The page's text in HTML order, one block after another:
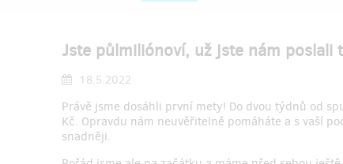
Jste půlmiliónoví, už jste nám poslali
18.5.2022
Právě jsme dosáhli první mety! Do dvou týdnů od
Kč. Opravdu nám neuvěřitelně pomáháte a s vaší
snadněji.